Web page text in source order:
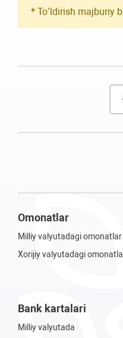
* To’ldirish majburiy
Omonatlar
Milliy valyutadagi omonatlar
Xorijiy valyutadagi
Bank kartalari
Milliy valyutada